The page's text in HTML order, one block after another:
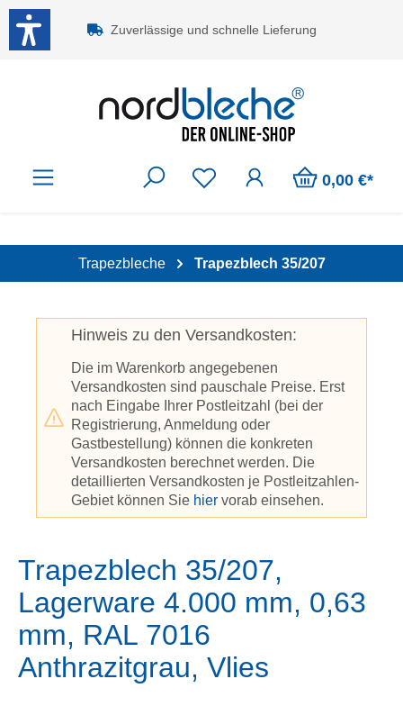
Zum Hauptinhalt springen
Zuverlässige und schnelle Lieferung
0,00 €*
Trapezbleche Trapezblech 35/207
Hinweis zu den Versandkosten:
Die im Warenkorb angegebenen
Versandkosten sind pauschale Preise. Erst
nach Eingabe Ihrer Postleitzahl (bei der
Registrierung, Anmeldung oder
Gastbestellung) können die konkreten
Versandkosten berechnet werden. Die
detaillierten Versandkosten je Postleitzahlen-
Gebiet können Sie hier vorab einsehen.
Trapezblech 35/207,
Lagerware 4.000 mm, 0,63
mm, RAL 7016
Anthrazitgrau, Vlies